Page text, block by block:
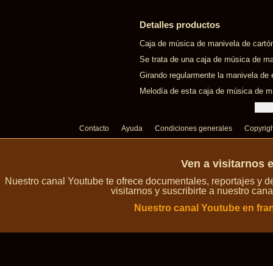
Detalles productos
Caja de música de manivela de
Se trata de una caja de música de
Girando regularmente la manivela
Melodía de esta caja de música de
Contacto Ayuda Condiciones generales
Ven a visitarnos
Nuestro canal Youtube te ofrece documentales, reportajes y
visitarnos y suscribirte a nuestro
Nuestro canal Youtube en